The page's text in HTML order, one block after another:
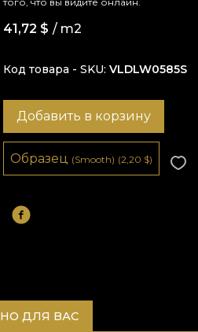
41,72 $ / m2
Код товара - SKU VLDLW0585S
Добавить в корзину
Образец (Smooth) (2,20 $)
ДЛЯ ВАС